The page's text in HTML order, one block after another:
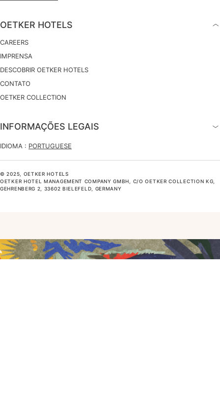
OETKER HOTELS
CAREERS
IMPRENSA
DESCOBRIR OETKER HOTELS
CONTATO
OETKER COLLECTION
INFORMAÇÕES LEGAIS
IDIOMA : PORTUGUESE
© 2025, OETKER HOTELS
OETKER HOTEL MANAGEMENT COMPANY GMBH, C/O OETKER COLLECTION KG,
GEHRENBERG 2, 33602 BIELEFELD, GERMANY